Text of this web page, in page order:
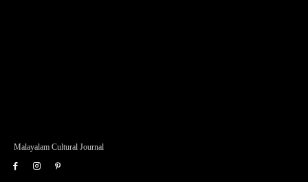
Malayalam Cultural Journal